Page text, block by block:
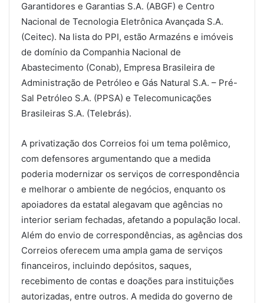
Garantidores e Garantias S.A. (ABGF) e Centro
Nacional de Tecnologia Eletrônica Avançada S.A.
(Ceitec). Na lista do PPI, estão Armazéns e imóveis
de domínio da Companhia Nacional de
Abastecimento (Conab), Empresa Brasileira de
Administração de Petróleo e Gás Natural S.A. – Pré-
Sal Petróleo S.A. (PPSA) e Telecomunicações
Brasileiras S.A. (Telebrás).
A privatização dos Correios foi um tema polêmico,
com defensores argumentando que a medida
poderia modernizar os serviços de correspondência
e melhorar o ambiente de negócios, enquanto os
apoiadores da estatal alegavam que agências no
interior seriam fechadas, afetando a população local.
Além do envio de correspondências, as agências dos
Correios oferecem uma ampla gama de serviços
financeiros, incluindo depósitos, saques,
recebimento de contas e doações para instituições
autorizadas, entre outros. A medida do governo de